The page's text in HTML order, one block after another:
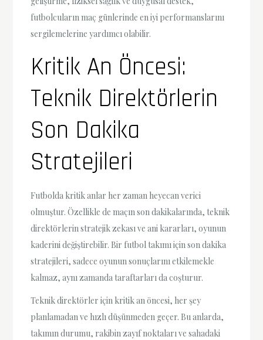
futbolcuların maç günlerinde en iyi performanslarını
sergilemelerine yardımcı olabilir.
Kritik An Öncesi:
Teknik Direktörlerin
Son Dakika
Stratejileri
Futbolda kritik anlar her zaman heyecan verici
olmuştur. Özellikle de maçın son dakikalarında, teknik
direktörlerin stratejik zekası ve ani kararları, oyunun
kaderini değiştirebilir. Bir futbol takımı için son dakika
stratejileri, sadece oyunun sonuçlarını etkilemekle
kalmaz, aynı zamanda taraftarları da coşturur.
Teknik direktörler için kritik an öncesi, her şey
planlamadan ve hızlı düşünmeden geçer. Bu anlarda,
takımın durumu, rakibin zayıf noktaları ve sahadaki